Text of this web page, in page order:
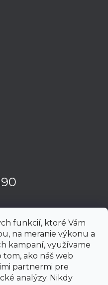
funkcií, ktoré Vám
na meranie výkonu a
kampaní, využívame
tom, ako náš web
partnermi pre
analýzy. Nikdy